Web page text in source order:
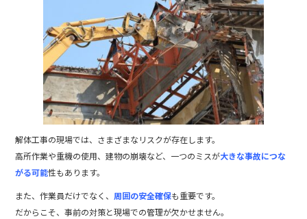
解体工事の現場では、さまざまなリスクが存在します。
高所作業や重機の使用、建物の崩壊など、一つのミスが大きな事故につな
がる可能性もあります。
また、作業員だけでなく、 周囲の安全確保も重要です。
だからこそ、事前の対策と現場での管理が欠かせません。